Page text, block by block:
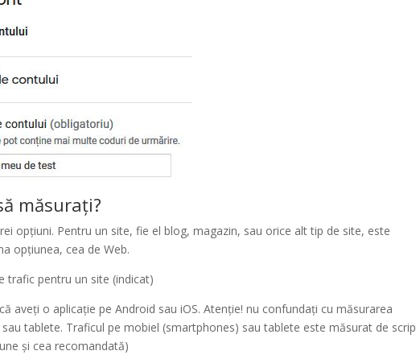
măsurați?
opțiuni. Pentru un site, fie el blog, magazin, sau orice alt tip de site, este
opțiunea, cea de Web.
trafic pentru un site (indicat)
aveți o aplicație pe Android sau iOS. Atenție! nu confundați cu măsurarea
tablete. Traficul pe mobiel (smartphones) sau tablete este măsurat de
și cea recomandată)